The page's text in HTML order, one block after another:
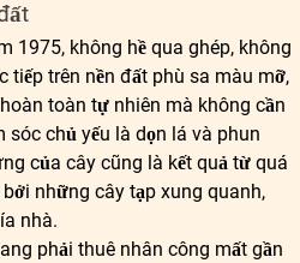
1975, không hề qua ghép, không
tiếp trên nền đất phù sa màu mỡ,
toàn tự nhiên mà không cần
sóc chủ yếu là dọn lá và phun
của cây cũng là kết quả từ quá
những cây tạp xung quanh,
nhà.
phải thuê nhân công mất gần